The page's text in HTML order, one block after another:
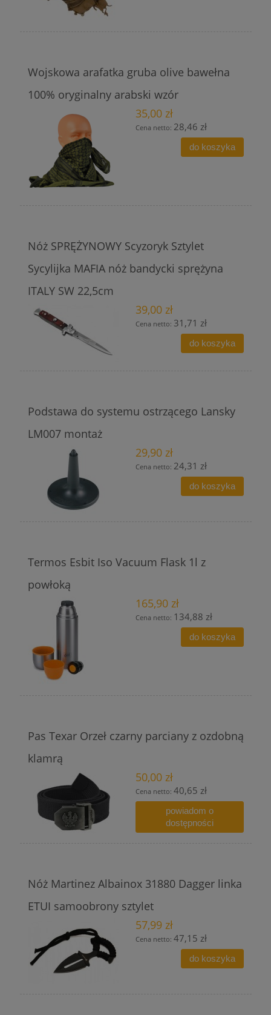
Wojskowa arafatka gruba olive bawełna
100% oryginalny arabski wzór
35,00 zł
Cena netto: 28,46 zł
do koszyka
Nóż SPRĘŻYNOWY Scyzoryk Sztylet
Sycylijka MAFIA nóż bandycki sprężyna
ITALY SW 22,5cm
39,00 zł
Cena netto: 31,71 zł
do koszyka
Podstawa do systemu ostrzącego Lansky
LM007 montaż
29,90 zł
Cena netto: 24,31 zł
do koszyka
Termos Esbit Iso Vacuum Flask 1l z
powłoką
165,90 zł
Cena netto: 134,88 zł
do koszyka
Pas Texar Orzeł czarny parciany z ozdobną
klamrą
50,00 zł
Cena netto: 40,65 zł
powiadom o
dostępności
Nóż Martinez Albainox 31880 Dagger linka
ETUI samoobrony sztylet
57,99 zł
Cena netto: 47,15 zł
do koszyka